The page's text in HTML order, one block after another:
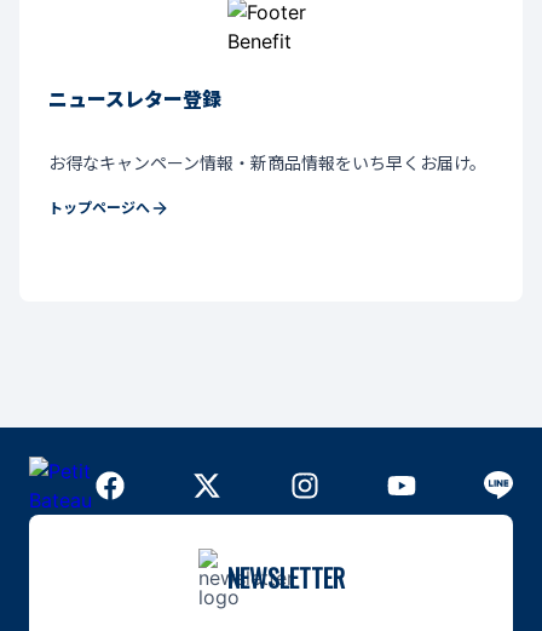
ニュースレター登録
お得なキャンペーン情報・新商品情報をいち早くお届け。
トップページへ
NEWSLETTER